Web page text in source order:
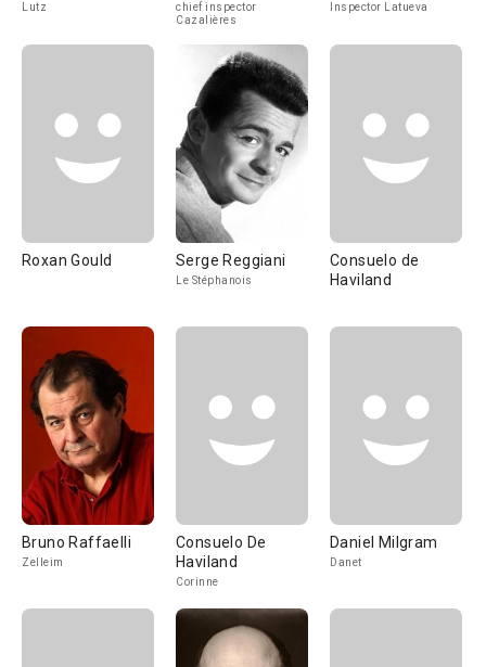
Lutz
chief inspector
Cazalières
Inspector Latueva
Roxan Gould Serge Reggiani
Le Stéphanois
Consuelo de
Haviland
Bruno Raffaelli
Zelleim
Consuelo De
Haviland
Corinne
Daniel Milgram
Danet